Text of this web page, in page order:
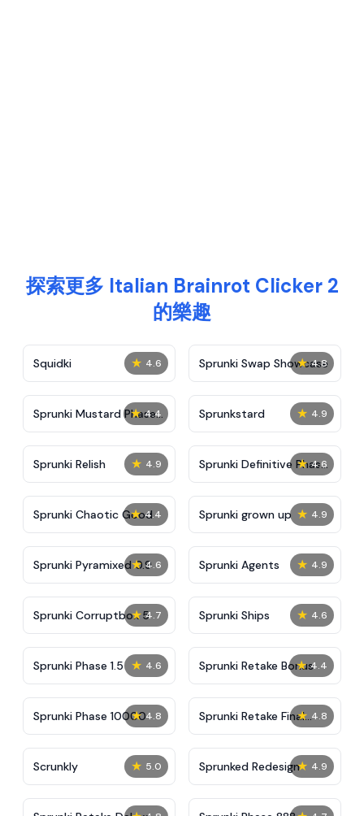
探索更多 Italian Brainrot Clicker 2
的樂趣
★ 4.6
Squidki ★ 4.8
Sprunki Swap Showcase
★ 4.4
Sprunki Mustard Phase
2
★ 4.9
Sprunkstard
★ 4.9
Sprunki Relish ★ 4.6
Sprunki Definitive Phase
7
★ 4.4
Sprunki Chaotic Good ★ 4.9
Sprunki grown up
★ 4.6
Sprunki Pyramixed 0.9 ★ 4.9
Sprunki Agents
★ 4.7
Sprunki Corruptbox 5 ★ 4.6
Sprunki Ships
★ 4.6
Sprunki Phase 1.5 ★ 4.4
Sprunki Retake Bonus
★ 4.8
Sprunki Phase 10000 ★ 4.8
Sprunki Retake Final
Update
★ 5.0
Scrunkly ★ 4.9
Sprunked Redesign